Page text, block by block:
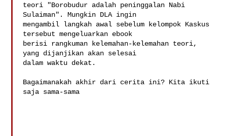
teori "Borobudur adalah peninggalan Nabi
Sulaiman". Mungkin DLA ingin
mengambil langkah awal sebelum kelompok Kaskus
tersebut mengeluarkan ebook
berisi rangkuman kelemahan-kelemahan teori,
yang dijanjikan akan selesai
dalam waktu dekat.
Bagaimanakah akhir dari cerita ini? Kita ikuti
saja sama-sama